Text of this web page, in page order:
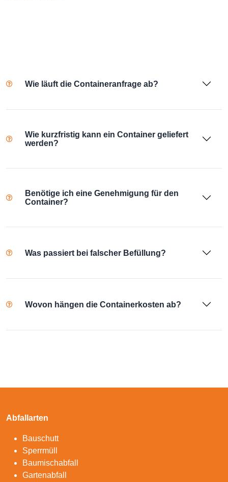
Wie läuft die Containeranfrage ab?
Wie kurzfristig kann ein Container geliefert
werden?
Benötige ich eine Genehmigung für den
Container?
Was passiert bei falscher Befüllung?
Wovon hängen die Containerkosten ab?
Abfallarten
Bauschutt
Sperrmüll
Baumischabfall
Gartenabfall